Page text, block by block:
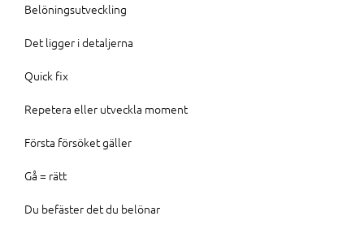
Belöningsutveckling
Det ligger i detaljerna
Quick fix
Repetera eller utveckla moment
Första försöket gäller
Gå = rätt
Du befäster det du belönar